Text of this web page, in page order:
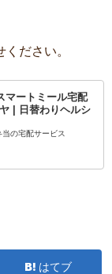
ださい。
マートミール宅配
| 日替わりヘルシ
の宅配サービス
はてブ